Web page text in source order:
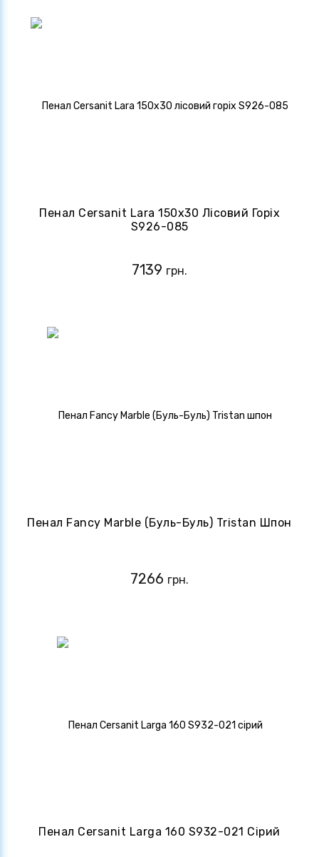
Пенал Cersanit Lara 150х30 Лісовий Горіх
S926-085
7139 грн.
Пенал Fancy Marble (Буль-Буль) Tristan Шпон
7266 грн.
Пенал Cersanit Larga 160 S932-021 Сірий